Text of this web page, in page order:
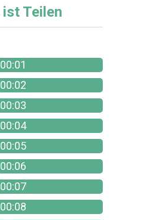
ist Teilen
00:01
00:02
00:03
00:04
00:05
00:06
00:07
00:08